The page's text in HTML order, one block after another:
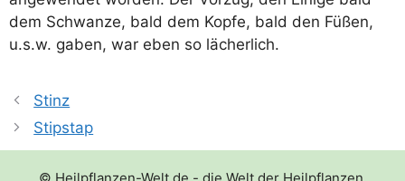
dem Schwan­ze, bald dem Kop­fe, bald den Füßen,
u.s.w. gaben, war eben so lächerlich.
Stinz
Stipstap
© Heilpflanzen-Welt.de - die Welt der Heilpflanzen,